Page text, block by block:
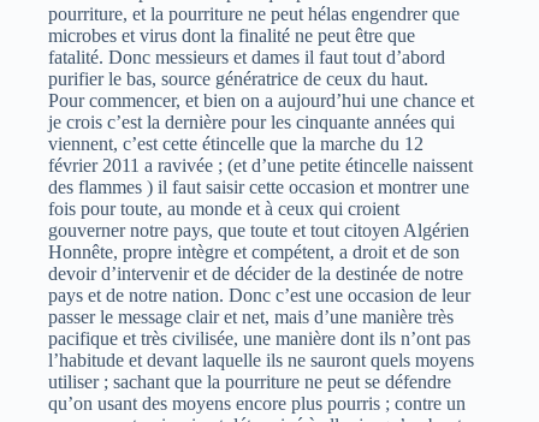
pourriture, et la pourriture ne peut hélas engendrer que
microbes et virus dont la finalité ne peut être que
fatalité. Donc messieurs et dames il faut tout d’abord
purifier le bas, source génératrice de ceux du haut.
Pour commencer, et bien on a aujourd’hui une chance et
je crois c’est la dernière pour les cinquante années qui
viennent, c’est cette étincelle que la marche du 12
février 2011 a ravivée ; (et d’une petite étincelle naissent
des flammes ) il faut saisir cette occasion et montrer une
fois pour toute, au monde et à ceux qui croient
gouverner notre pays, que toute et tout citoyen Algérien
Honnête, propre intègre et compétent, a droit et de son
devoir d’intervenir et de décider de la destinée de notre
pays et de notre nation. Donc c’est une occasion de leur
passer le message clair et net, mais d’une manière très
pacifique et très civilisée, une manière dont ils n’ont pas
l’habitude et devant laquelle ils ne sauront quels moyens
utiliser ; sachant que la pourriture ne peut se défendre
qu’on usant des moyens encore plus pourris ; contre un